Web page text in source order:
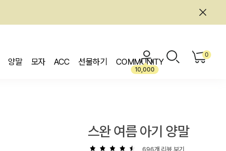
양말 모자 ACC 선물하기 COMMUNITY
10,000
0
스완 여름 아기 양말
696개 리뷰 보기